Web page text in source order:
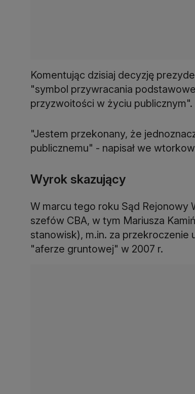
Komentując dzisiaj decyzję
"symbol przywracania
przyzwoitości w życiu publicznym".
"Jestem przekonany, że
publicznemu" - napisał we
Wyrok skazujący
W marcu tego roku Sąd Rejonowy
szefów CBA, w tym Mariusza
stanowisk), m.in. za przekroczenie
"aferze gruntowej" w 2007 r.